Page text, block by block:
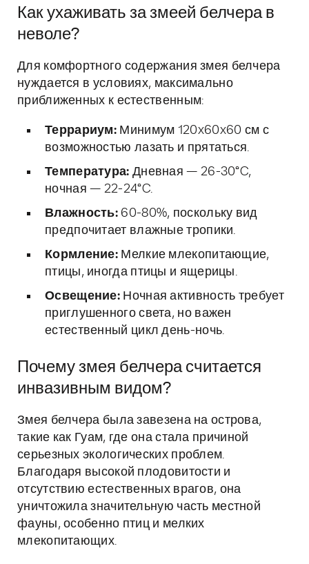
Как ухаживать за змеей белчера в
неволе?
Для комфортного содержания змея белчера
нуждается в условиях, максимально
приближенных к естественным:
Террариум: Минимум 120x60x60 см с
возможностью лазать и прятаться.
Температура: Дневная — 26-30°C,
ночная — 22-24°C.
Влажность: 60-80%, поскольку вид
предпочитает влажные тропики.
Кормление: Мелкие млекопитающие,
птицы, иногда птицы и ящерицы.
Освещение: Ночная активность требует
приглушенного света, но важен
естественный цикл день-ночь.
Почему змея белчера считается
инвазивным видом?
Змея белчера была завезена на острова,
такие как Гуам, где она стала причиной
серьезных экологических проблем.
Благодаря высокой плодовитости и
отсутствию естественных врагов, она
уничтожила значительную часть местной
фауны, особенно птиц и мелких
млекопитающих.